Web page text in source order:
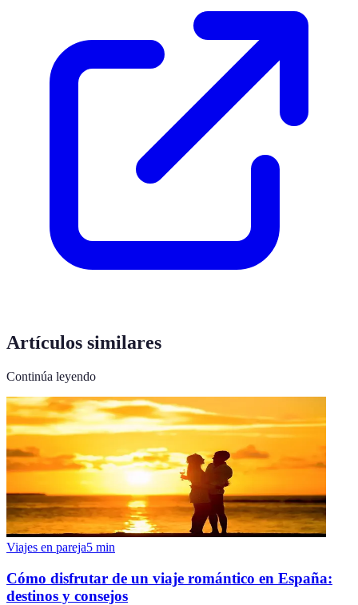
Artículos similares
Continúa leyendo
Viajes en pareja5 min
Cómo disfrutar de un viaje romántico en España:
destinos y consejos